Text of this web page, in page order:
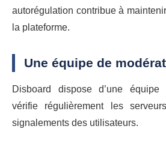
autorégulation contribue à
la plateforme.
Une équipe de
Disboard dispose d’une
vérifie régulièrement les
signalements des utilisateurs.